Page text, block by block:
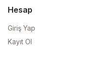
Hesap
Giriş Yap
Kayıt Ol